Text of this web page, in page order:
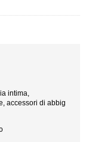
intima,
accessori di abbig